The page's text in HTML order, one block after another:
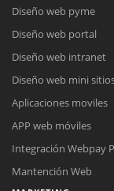
Diseño web pyme
Diseño web portal
Diseño web intranet
Diseño web mini
Aplicaciones moviles
APP web móviles
Integración Webpay
Mantención Web